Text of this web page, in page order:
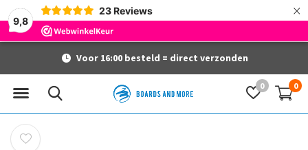
9,8
23 Reviews ×
0 0
Voor 16:00 besteld = direct verzonden